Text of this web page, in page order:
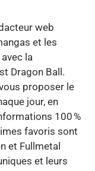
web
et les
la
Dragon Ball.
proposer le
jour, en
100 %
favoris sont
et Fullmetal
et leurs